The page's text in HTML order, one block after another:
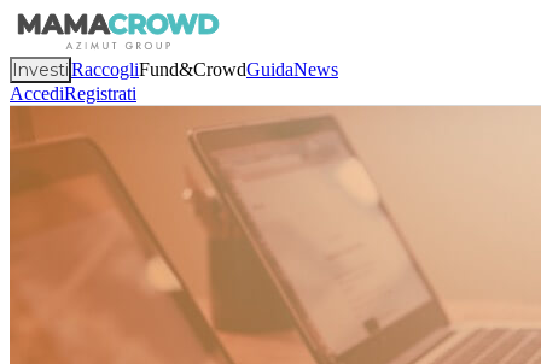
InvestiRaccogliFund&CrowdGuidaNews
AccediRegistrati